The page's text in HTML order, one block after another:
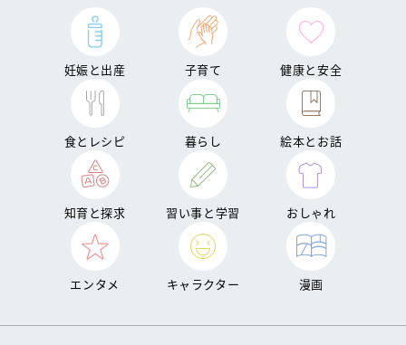
妊娠と出産 子育て 健康と安全
食とレシピ 暮らし 絵本とお話
知育と探求 習い事と学習 おしゃれ
エンタメ キャラクター 漫画